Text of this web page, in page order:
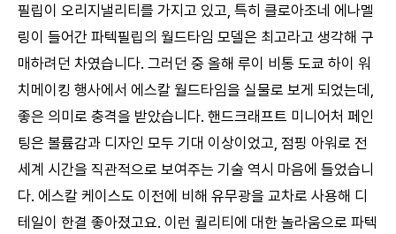
필립이 오리지낼리티를 가지고 있고, 특히 클로아조네 에나멜
링이 들어간 파텍필립의 월드타임 모델은 최고라고 생각해 구
매하려던 차였습니다. 그러던 중 올해 루이 비통 도쿄 하이 워
치메이킹 행사에서 에스칼 월드타임을 실물로 보게 되었는데,
좋은 의미로 충격을 받았습니다. 핸드크래프트 미니어처 페인
팅은 볼륨감과 디자인 모두 기대 이상이었고, 점핑 아워로 전
세계 시간을 직관적으로 보여주는 기술 역시 마음에 들었습니
다. 에스칼 케이스도 이전에 비해 유무광을 교차로 사용해 디
테일이 한결 좋아졌고요. 이런 퀄리티에 대한 놀라움으로 파텍